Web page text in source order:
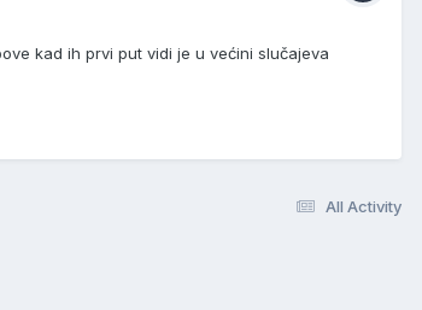
kad ih prvi put vidi je u većini slučajeva
All Activity